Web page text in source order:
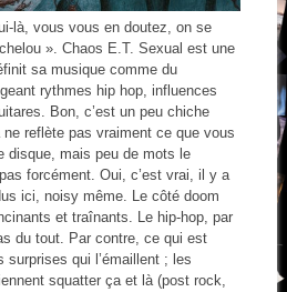
là, vous vous en doutez, on se
». Chaos E.T. Sexual est une
sa musique comme du
rythmes hip hop, influences
Bon, c’est un peu chiche
reflète pas vraiment ce que vous
disque, mais peu de mots le
forcément. Oui, c’est vrai, il y a
ici, noisy même. Le côté doom
et traînants. Le hip-hop, par
du tout. Par contre, ce qui est
qui l’émaillent ; les
squatter ça et là (post rock,